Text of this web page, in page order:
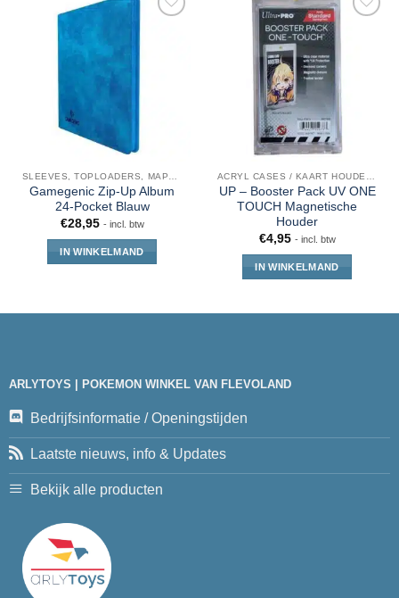
Gamegenic Zip-Up Album
24-Pocket Blauw
€28,95 - incl. btw
IN WINKELMAND
UP – Booster Pack UV ONE
TOUCH Magnetische
Houder
€4,95 - incl. btw
IN WINKELMAND
ARLYTOYS | POKEMON WINKEL VAN FLEVOLAND
Bedrijfsinformatie / Openingstijden
Laatste nieuws, info & Updates
Bekijk alle producten